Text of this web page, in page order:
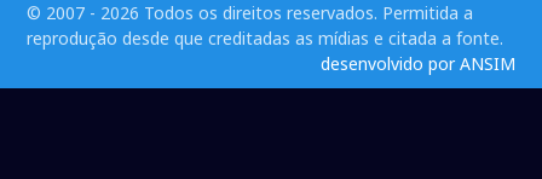
© 2007 - 2026 Todos os direitos reservados. Permitida a
reprodução desde que creditadas as mídias e citada a fonte.
desenvolvido por ANSIM